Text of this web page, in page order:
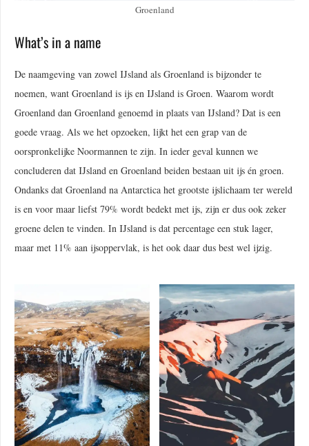
Groenland
What’s in a name
De naamgeving van zowel IJsland als Groenland is bijzonder te
noemen, want Groenland is ijs en IJsland is Groen. Waarom wordt
Groenland dan Groenland genoemd in plaats van IJsland? Dat is een
goede vraag. Als we het opzoeken, lijkt het een grap van de
oorspronkelijke Noormannen te zijn. In ieder geval kunnen we
concluderen dat IJsland en Groenland beiden bestaan uit ijs én groen.
Ondanks dat Groenland na Antarctica het grootste ijslichaam ter wereld
is en voor maar liefst 79% wordt bedekt met ijs, zijn er dus ook zeker
groene delen te vinden. In IJsland is dat percentage een stuk lager,
maar met 11% aan ijsoppervlak, is het ook daar dus best wel ijzig.